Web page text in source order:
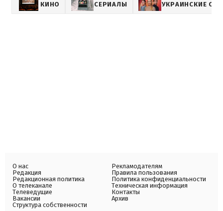
КИНО СЕРИАЛЫ УКРАИНСКИЕ
О нас
Редакция
Редакционная политика
О телеканале
Телеведущие
Вакансии
Структура собственности
Рекламодателям
Правила пользования
Политика конфиденциальности
Техническая информация
Контакты
Архив